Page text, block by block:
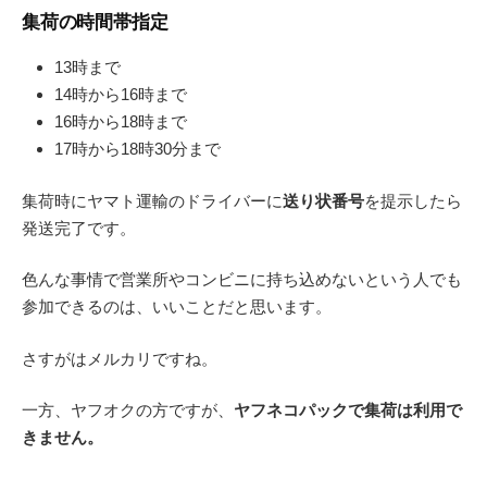
集荷の時間帯指定
13時まで
14時から16時まで
16時から18時まで
17時から18時30分まで
集荷時にヤマト運輸のドライバーに送り状番号を提示したら
発送完了です。
色んな事情で営業所やコンビニに持ち込めないという人でも
参加できるのは、いいことだと思います。
さすがはメルカリですね。
一方、ヤフオクの方ですが、 ヤフネコパックで集荷は利用で
きません。